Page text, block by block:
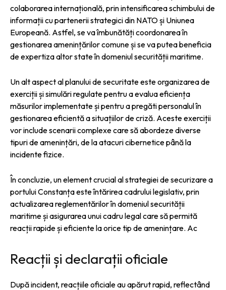
colaborarea internațională, prin intensificarea schimbului de
informații cu partenerii strategici din NATO și Uniunea
Europeană. Astfel, se va îmbunătăți coordonarea în
gestionarea amenințărilor comune și se va putea beneficia
de expertiza altor state în domeniul securității maritime.
Un alt aspect al planului de securitate este organizarea de
exerciții și simulări regulate pentru a evalua eficiența
măsurilor implementate și pentru a pregăti personalul în
gestionarea eficientă a situațiilor de criză. Aceste exerciții
vor include scenarii complexe care să abordeze diverse
tipuri de amenințări, de la atacuri cibernetice până la
incidente fizice.
În concluzie, un element crucial al strategiei de securizare a
portului Constanța este întărirea cadrului legislativ, prin
actualizarea reglementărilor în domeniul securității
maritime și asigurarea unui cadru legal care să permită
reacții rapide și eficiente la orice tip de amenințare. Ac
Reacții și declarații oficiale
După incident, reacțiile oficiale au apărut rapid, reflectând